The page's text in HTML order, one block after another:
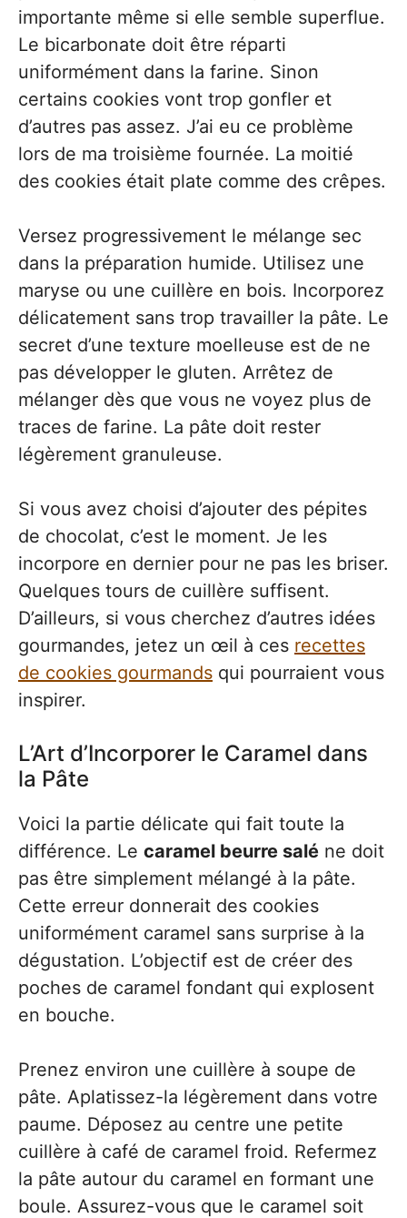
importante même si elle semble superflue.
Le bicarbonate doit être réparti
uniformément dans la farine. Sinon
certains cookies vont trop gonfler et
d’autres pas assez. J’ai eu ce problème
lors de ma troisième fournée. La moitié
des cookies était plate comme des crêpes.
Versez progressivement le mélange sec
dans la préparation humide. Utilisez une
maryse ou une cuillère en bois. Incorporez
délicatement sans trop travailler la pâte. Le
secret d’une texture moelleuse est de ne
pas développer le gluten. Arrêtez de
mélanger dès que vous ne voyez plus de
traces de farine. La pâte doit rester
légèrement granuleuse.
Si vous avez choisi d’ajouter des pépites
de chocolat, c’est le moment. Je les
incorpore en dernier pour ne pas les briser.
Quelques tours de cuillère suffisent.
D’ailleurs, si vous cherchez d’autres idées
gourmandes, jetez un œil à ces recettes
de cookies gourmands qui pourraient vous
inspirer.
L’Art d’Incorporer le Caramel dans
la Pâte
Voici la partie délicate qui fait toute la
différence. Le caramel beurre salé ne doit
pas être simplement mélangé à la pâte.
Cette erreur donnerait des cookies
uniformément caramel sans surprise à la
dégustation. L’objectif est de créer des
poches de caramel fondant qui explosent
en bouche.
Prenez environ une cuillère à soupe de
pâte. Aplatissez-la légèrement dans votre
paume. Déposez au centre une petite
cuillère à café de caramel froid. Refermez
la pâte autour du caramel en formant une
boule. Assurez-vous que le caramel soit